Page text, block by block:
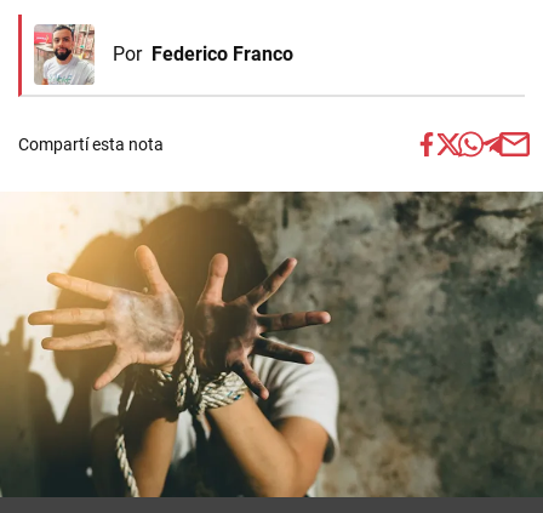
Por Federico Franco
Compartí esta nota